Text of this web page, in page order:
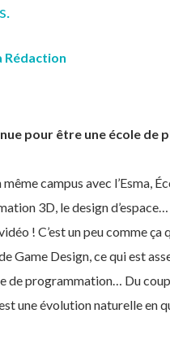
Rédaction
pour être une école
même campus avec
3D, le design
! C’est un peu comme
Game Design, ce qui est
de programmation… Du
une évolution naturelle en